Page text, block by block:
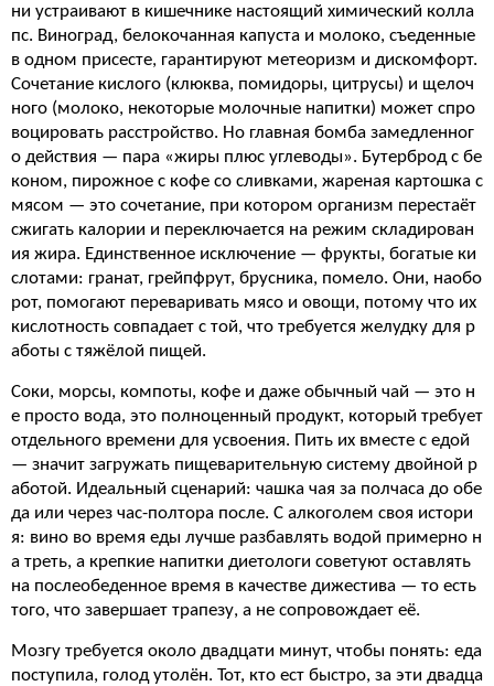
ни устраивают в кишечнике настоящий химический колла
пс. Виноград, белокочанная капуста и молоко, съеденные
в одном присесте, гарантируют метеоризм и дискомфорт.
Сочетание кислого (клюква, помидоры, цитрусы) и щелоч
ного (молоко, некоторые молочные напитки) может спро
воцировать расстройство. Но главная бомба замедленног
о действия — пара «жиры плюс углеводы». Бутерброд с бе
коном, пирожное с кофе со сливками, жареная картошка с
мясом — это сочетание, при котором организм перестаёт
сжигать калории и переключается на режим складирован
ия жира. Единственное исключение — фрукты, богатые ки
слотами: гранат, грейпфрут, брусника, помело. Они, наобо
рот, помогают переваривать мясо и овощи, потому что их
кислотность совпадает с той, что требуется желудку для р
аботы с тяжёлой пищей.
Соки, морсы, компоты, кофе и даже обычный чай — это н
е просто вода, это полноценный продукт, который требует
отдельного времени для усвоения. Пить их вместе с едой
— значит загружать пищеварительную систему двойной р
аботой. Идеальный сценарий: чашка чая за полчаса до обе
да или через час-полтора после. С алкоголем своя истори
я: вино во время еды лучше разбавлять водой примерно н
а треть, а крепкие напитки диетологи советуют оставлять
на послеобеденное время в качестве дижестива — то есть
того, что завершает трапезу, а не сопровождает её.
Мозгу требуется около двадцати минут, чтобы понять: еда
поступила, голод утолён. Тот, кто ест быстро, за эти двадца